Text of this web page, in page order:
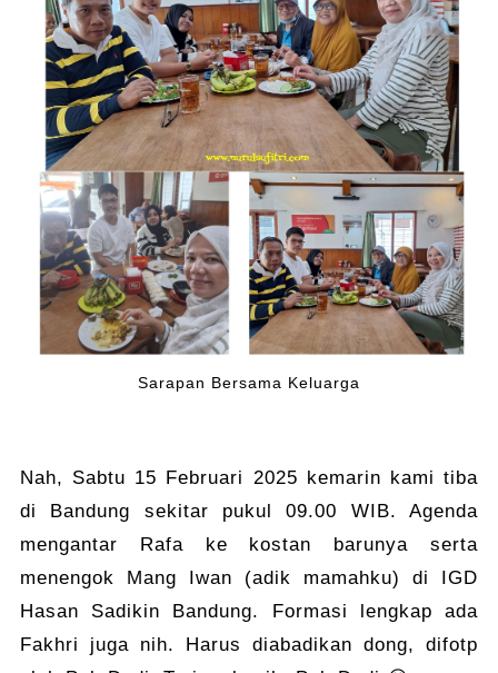
Sarapan Bersama Keluarga
Nah, Sabtu 15 Februari 2025 kemarin kami tiba
di Bandung sekitar pukul 09.00 WIB. Agenda
mengantar Rafa ke kostan barunya serta
menengok Mang Iwan (adik mamahku) di IGD
Hasan Sadikin Bandung. Formasi lengkap ada
Fakhri juga nih. Harus diabadikan dong, difotp